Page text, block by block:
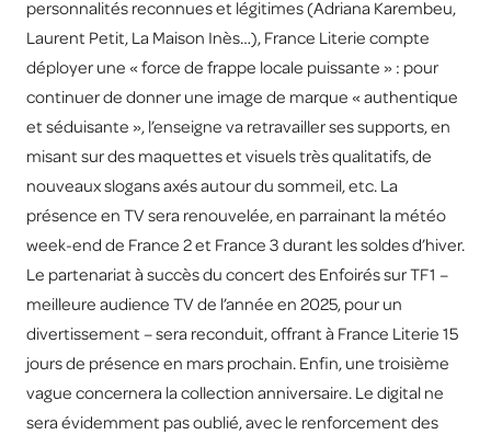
personnalités reconnues et légitimes (Adriana Karembeu,
Laurent Petit, La Maison Inès…), France Literie compte
déployer une « force de frappe locale puissante » : pour
continuer de donner une image de marque « authentique
et séduisante », l’enseigne va retravailler ses supports, en
misant sur des maquettes et visuels très qualitatifs, de
nouveaux slogans axés autour du sommeil, etc. La
présence en TV sera renouvelée, en parrainant la météo
week-end de France 2 et France 3 durant les soldes d’hiver.
Le partenariat à succès du concert des Enfoirés sur TF1 –
meilleure audience TV de l’année en 2025, pour un
divertissement – sera reconduit, offrant à France Literie 15
jours de présence en mars prochain. Enfin, une troisième
vague concernera la collection anniversaire. Le digital ne
sera évidemment pas oublié, avec le renforcement des